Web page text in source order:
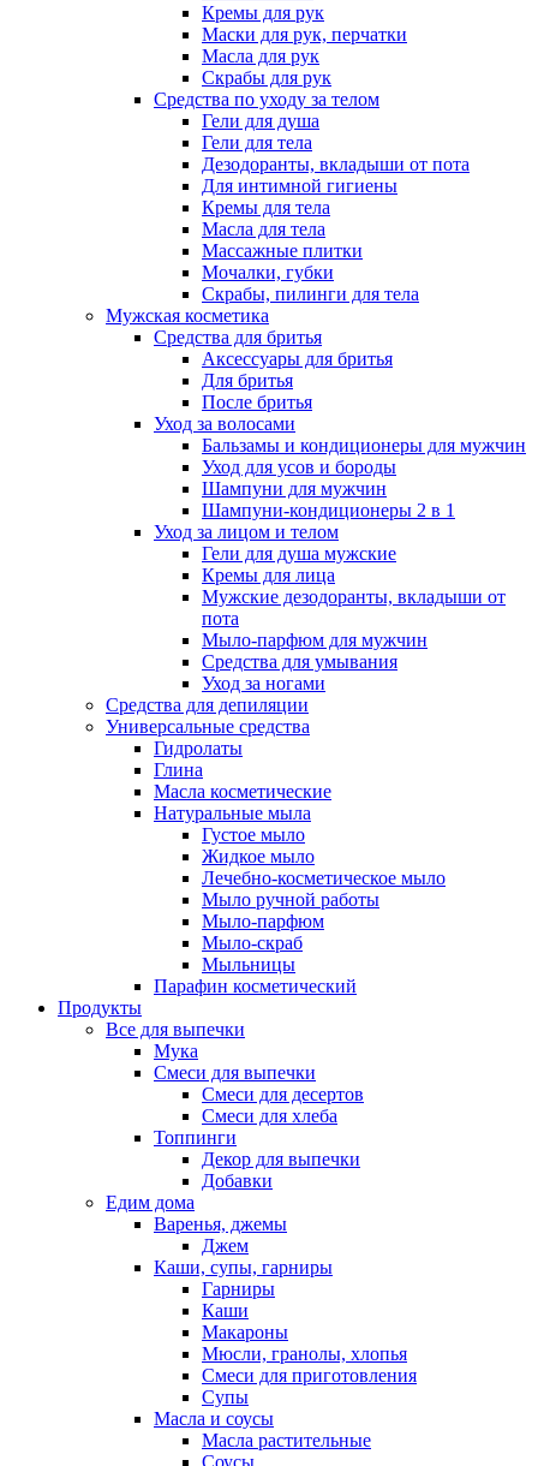
Кремы для рук
Маски для рук, перчатки
Масла для рук
Скрабы для рук
Средства по уходу за телом
Гели для душа
Гели для тела
Дезодоранты, вкладыши от пота
Для интимной гигиены
Кремы для тела
Масла для тела
Массажные плитки
Мочалки, губки
Скрабы, пилинги для тела
Мужская косметика
Средства для бритья
Аксессуары для бритья
Для бритья
После бритья
Уход за волосами
Бальзамы и кондиционеры для мужчин
Уход для усов и бороды
Шампуни для мужчин
Шампуни-кондиционеры 2 в 1
Уход за лицом и телом
Гели для душа мужские
Кремы для лица
Мужские дезодоранты, вкладыши от
пота
Мыло-парфюм для мужчин
Средства для умывания
Уход за ногами
Средства для депиляции
Универсальные средства
Гидролаты
Глина
Масла косметические
Натуральные мыла
Густое мыло
Жидкое мыло
Лечебно-косметическое мыло
Мыло ручной работы
Мыло-парфюм
Мыло-скраб
Мыльницы
Парафин косметический
Продукты
Все для выпечки
Мука
Смеси для выпечки
Смеси для десертов
Смеси для хлеба
Топпинги
Декор для выпечки
Добавки
Едим дома
Варенья, джемы
Джем
Каши, супы, гарниры
Гарниры
Каши
Макароны
Мюсли, гранолы, хлопья
Смеси для приготовления
Супы
Масла и соусы
Масла растительные
Соусы